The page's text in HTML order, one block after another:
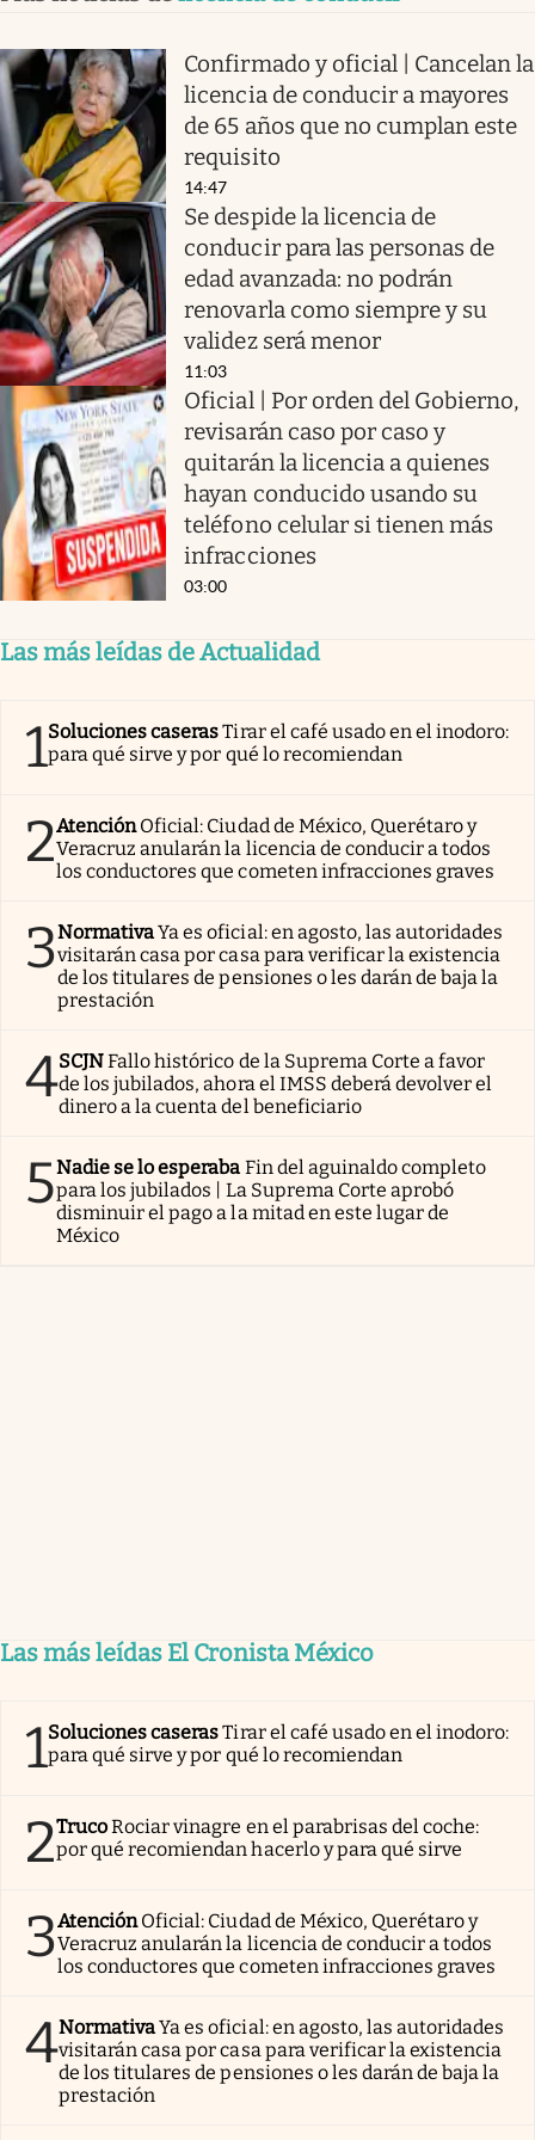
Confirmado y oficial | Cancelan la
licencia de conducir a mayores
de 65 años que no cumplan este
requisito
14:47
Se despide la licencia de
conducir para las personas de
edad avanzada: no podrán
renovarla como siempre y su
validez será menor
11:03
Oficial | Por orden del Gobierno,
revisarán caso por caso y
quitarán la licencia a quienes
hayan conducido usando su
teléfono celular si tienen más
infracciones
03:00
Las más leídas de Actualidad
1Soluciones caserasTirar el café usado en el inodoro:
para qué sirve y por qué lo recomiendan
2AtenciónOficial: Ciudad de México, Querétaro y
Veracruz anularán la licencia de conducir a todos
los conductores que cometen infracciones graves
3NormativaYa es oficial: en agosto, las autoridades
visitarán casa por casa para verificar la existencia
de los titulares de pensiones o les darán de baja la
prestación
4SCJNFallo histórico de la Suprema Corte a favor
de los jubilados, ahora el IMSS deberá devolver el
dinero a la cuenta del beneficiario
5Nadie se lo esperaba Fin del aguinaldo completo
para los jubilados | La Suprema Corte aprobó
disminuir el pago a la mitad en este lugar de
México
Las más leídas El Cronista México
1Soluciones caserasTirar el café usado en el inodoro:
para qué sirve y por qué lo recomiendan
2TrucoRociar vinagre en el parabrisas del coche:
por qué recomiendan hacerlo y para qué sirve
3AtenciónOficial: Ciudad de México, Querétaro y
Veracruz anularán la licencia de conducir a todos
los conductores que cometen infracciones graves
4NormativaYa es oficial: en agosto, las autoridades
visitarán casa por casa para verificar la existencia
de los titulares de pensiones o les darán de baja la
prestación